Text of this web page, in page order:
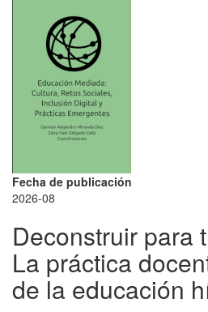
Fecha de publicación
2026-08
Deconstruir para
La práctica
de la educación